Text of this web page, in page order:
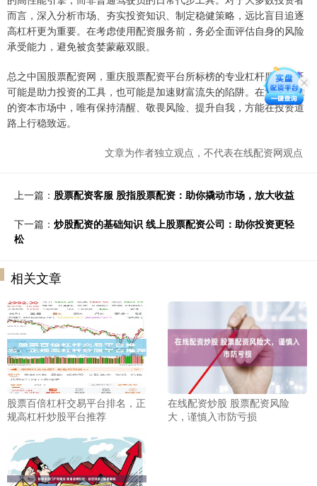
而言，深入分析市场、夯实投资知识、制定稳健策略，远比盲目追逐
高杠杆更为重要。在考虑使用配资服务前，务必全面评估自身的风险
承受能力，避免被贪婪蒙蔽双眼。
总之中国股票配资网，重庆股票配资平台所标榜的专业杠杆服务，既
可能是助力投资的工具，也可能是加速财富流失的陷阱。在波谲云诡
的资本市场中，唯有保持清醒、敬畏风险、提升自我，方能在投资道
路上行稳致远。
文章为作者独立观点，不代表在线配资网观点
上一篇： 股票配资客服 股指股票配资：助你撬动市场，放大收益
下一篇： 炒股配资的基础知识 线上股票配资公司：助你投资更轻
松
相关文章
股票百倍杠杆交易平台排名，正
规高杠杆炒股平台推荐
在线配资炒股 股票配资风险
大，谨慎入市防亏损